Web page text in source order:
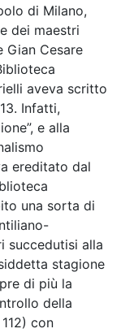
di Milano,
dei maestri
Gian Cesare
aveva scritto
Infatti,
e alla
ereditato dal
una sorta di
succedutisi alla
stagione
di più la
della
con